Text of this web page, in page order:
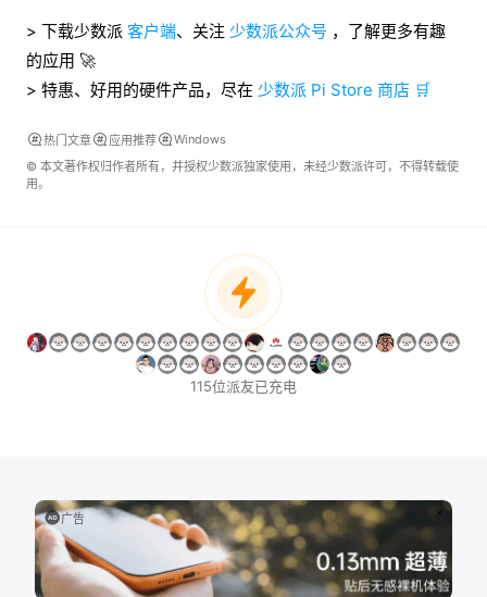
> 下载少数派 客户端、关注 少数派公众号 ，了解更多有趣
的应用 🚀
> 特惠、好用的硬件产品，尽在 少数派 Pi Store 商店 🛒
热门文章 应用推荐
Windows
© 本文著作权归作者所有，并授权少数派独家使用，未经少数派许可，不得转载使
用。
115位派友已充电
广告